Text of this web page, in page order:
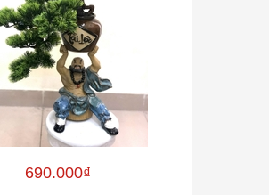
690.000₫